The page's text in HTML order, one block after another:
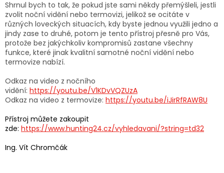
Shrnul bych to tak, že pokud jste sami někdy přemýšleli, jestli
zvolit noční vidění nebo termovizi, jelikož se ocitáte v
různých loveckých situacích, kdy byste jednou využili jedno a
jindy zase to druhé, potom je tento přístroj přesně pro Vás,
protože bez jakýchkoliv kompromisů zastane všechny
funkce, které jinak kvalitní samotné noční vidění nebo
termovize nabízí.
Odkaz na video z nočního
vidění: https://youtu.be/V1KDvVQZUzA
Odkaz na video z termovize: https://youtu.be/iJirRfRAW8U
Přístroj můžete zakoupit
zde: https://www.hunting24.cz/vyhledavani/?string=td32
Ing. Vít Chromčák